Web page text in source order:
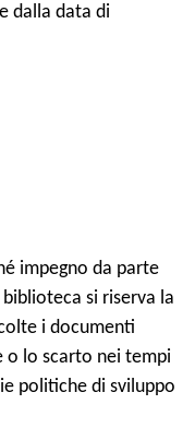
dalla data di
impegno da parte
si riserva la
i documenti
o lo scarto nei tempi
politiche di sviluppo